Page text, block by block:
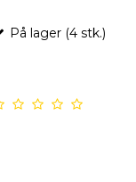
På lager (4 stk.)